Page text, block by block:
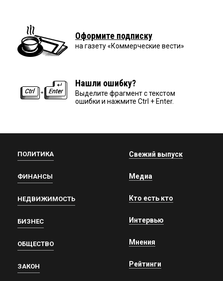
Оформите подписку
на газету «Коммерческие вести»
Нашли ошибку?
Выделите фрагмент с текстом
ошибки и нажмите Ctrl + Enter.
ПОЛИТИКА
ФИНАНСЫ
НЕДВИЖИМОСТЬ
БИЗНЕС
ОБЩЕСТВО
ЗАКОН
Свежий выпуск
Медиа
Кто есть кто
Интервью
Мнения
Рейтинги